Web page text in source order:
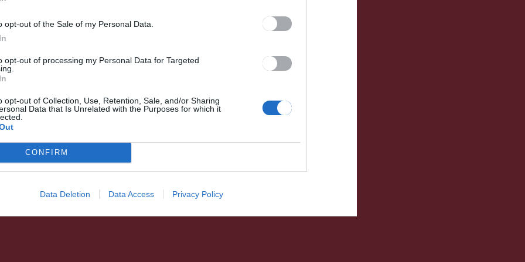
opt-out of the Sale of my Personal Data.
opt-out of processing my Personal Data for Targeted
opt-out of Collection, Use, Retention, Sale, and/or Sharing
Data that Is Unrelated with the Purposes for which it
CONFIRM
Data Deletion Data Access Privacy Policy
HÍRLISTA
üvegházhatású gáz